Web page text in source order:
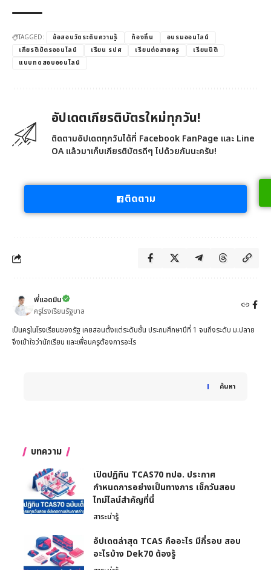
TAGGED: ข้อสอบวัดระดับความรู้ ท้องถิ่น
อบรมออนไลน์
เกียรติบัตรออนไลน์
เรียน รปศ เรียนต่อสายครู
เรียนนิติ
แบบทดสอบออนไลน์
อัปเดตเกียรติบัตรใหม่ทุกวัน!
ติดตามอัปเดตทุกวันได้ที่ Facebook FanPage และ Line
OA แล้วมาเก็บเกียรติบัตรดีๆ ไปด้วยกันนะครับ!
ติดตาม
พี่แอดมิน
ครูโรงเรียนรัฐบาล
เป็นครูในโรงเรียนของรัฐ เคยสอนตั้งแต่ระดับชั้น ประถมศึกษาปีที่ 1 จนถึงระดับ ม.ปลาย
จึงเข้าใจว่านักเรียน และเพื่อนครูต้องการอะไร
ค้นหา
When autocomplete results are available use up and
บทความ
เปิดปฏิทิน TCAS70 ทปอ. ประกาศ
กำหนดการอย่างเป็นทางการ เช็กวันสอบ
ไทม์ไลน์สำคัญที่นี่
สาระน่ารู้
อัปเดตล่าสุด TCAS คืออะไร มีกี่รอบ สอบ
อะไรบ้าง Dek70 ต้องรู้